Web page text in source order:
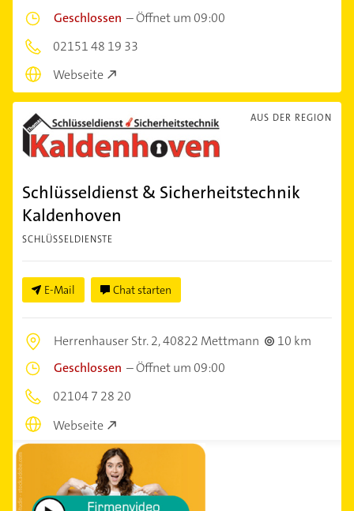
Geschlossen –Öffnet um 09:00
02151 48 19 33
Webseite
AUS DER REGION
Schlüsseldienst & Sicherheitstechnik
Kaldenhoven
SCHLÜSSELDIENSTE
E-Mail Chat starten
Herrenhauser Str. 2,40822 Mettmann
10 km
Geschlossen –Öffnet um 09:00
02104 7 28 20
Webseite